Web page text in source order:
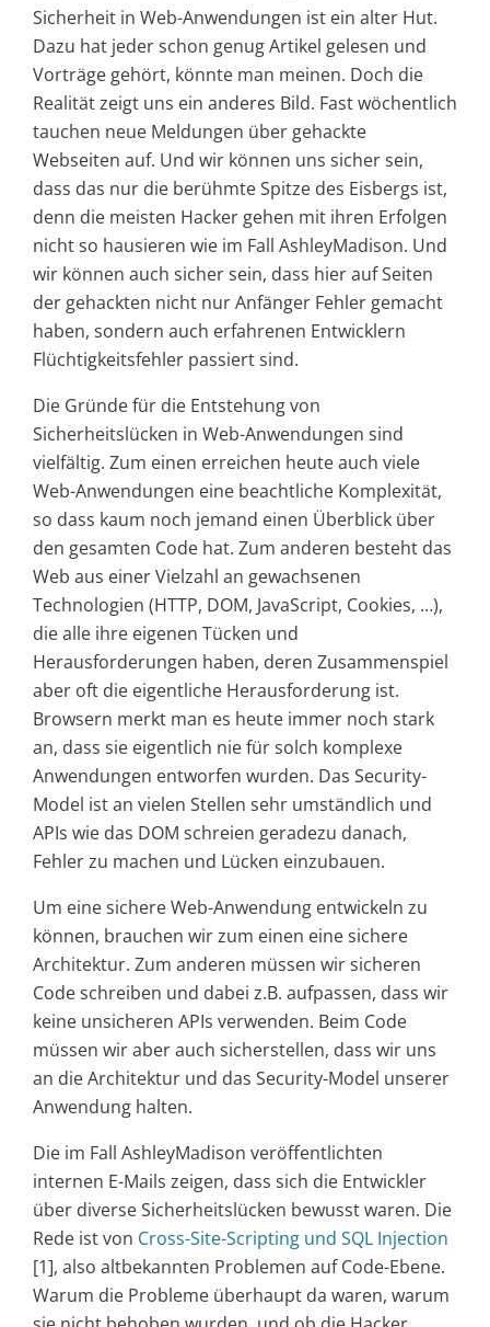
Sicherheit in Web-Anwendungen ist ein alter Hut.
Dazu hat jeder schon genug Artikel gelesen und
Vorträge gehört, könnte man meinen. Doch die
Realität zeigt uns ein anderes Bild. Fast wöchentlich
tauchen neue Meldungen über gehackte
Webseiten auf. Und wir können uns sicher sein,
dass das nur die berühmte Spitze des Eisbergs ist,
denn die meisten Hacker gehen mit ihren Erfolgen
nicht so hausieren wie im Fall AshleyMadison. Und
wir können auch sicher sein, dass hier auf Seiten
der gehackten nicht nur Anfänger Fehler gemacht
haben, sondern auch erfahrenen Entwicklern
Flüchtigkeitsfehler passiert sind.
Die Gründe für die Entstehung von
Sicherheitslücken in Web-Anwendungen sind
vielfältig. Zum einen erreichen heute auch viele
Web-Anwendungen eine beachtliche Komplexität,
so dass kaum noch jemand einen Überblick über
den gesamten Code hat. Zum anderen besteht das
Web aus einer Vielzahl an gewachsenen
Technologien (HTTP, DOM, JavaScript, Cookies, …),
die alle ihre eigenen Tücken und
Herausforderungen haben, deren Zusammenspiel
aber oft die eigentliche Herausforderung ist.
Browsern merkt man es heute immer noch stark
an, dass sie eigentlich nie für solch komplexe
Anwendungen entworfen wurden. Das Security-
Model ist an vielen Stellen sehr umständlich und
APIs wie das DOM schreien geradezu danach,
Fehler zu machen und Lücken einzubauen.
Um eine sichere Web-Anwendung entwickeln zu
können, brauchen wir zum einen eine sichere
Architektur. Zum anderen müssen wir sicheren
Code schreiben und dabei z.B. aufpassen, dass wir
keine unsicheren APIs verwenden. Beim Code
müssen wir aber auch sicherstellen, dass wir uns
an die Architektur und das Security-Model unserer
Anwendung halten.
Die im Fall AshleyMadison veröffentlichten
internen E-Mails zeigen, dass sich die Entwickler
über diverse Sicherheitslücken bewusst waren. Die
Rede ist von Cross-Site-Scripting und SQL Injection
[1], also altbekannten Problemen auf Code-Ebene.
Warum die Probleme überhaupt da waren, warum